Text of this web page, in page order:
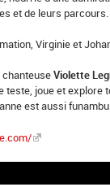
et de leurs
Virginie et
chanteuseViolette
teste, joue et
est aussi